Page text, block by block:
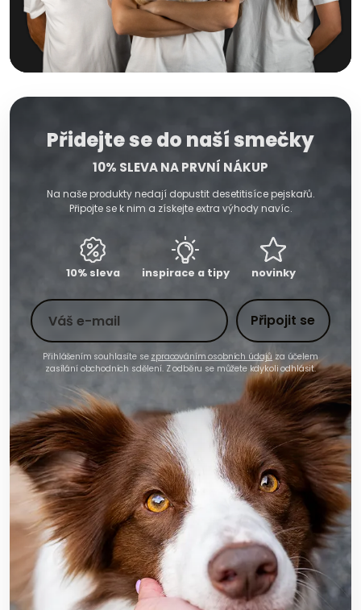
Přidejte se do naší smečky
10% SLEVA NA PRVNÍ NÁKUP
Na naše produkty nedají dopustit desetitisíce pejskařů.
Připojte se k nim a získejte extra výhody navíc.
10% sleva inspirace a tipy novinky
Toto pole nevyplňujteVáš e-mail
Připojit se
Přihlášením souhlasíte se zpracováním osobních údajů za účelem
zasílání obchodních sdělení. Z odběru se můžete kdykoli odhlásit.